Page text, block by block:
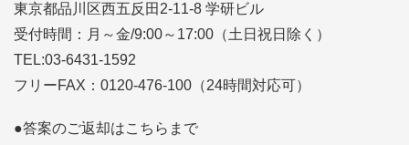
東京都品川区西五反田2-11-8 学研ビル
受付時間：月～金/9:00～17:00（土日祝日除く）
TEL:03-6431-1592
フリーFAX：0120-476-100（24時間対応可）
●答案のご返却はこちらまで